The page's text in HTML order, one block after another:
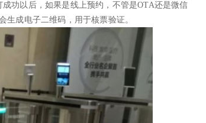
功以后，如果是线上预约，不管是OTA还是微信
生成电子二维码，用于核票验证。